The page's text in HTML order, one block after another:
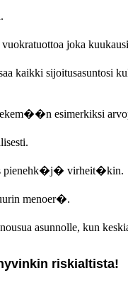
joka
kaikki
esimerkiksi
pienehk�j� virheit�kin.
menoer�.
asunnolle, kun
riskialtista!